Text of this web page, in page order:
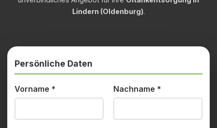
Lindern (Oldenburg).
Persönliche Daten
Vorname * Nachname *